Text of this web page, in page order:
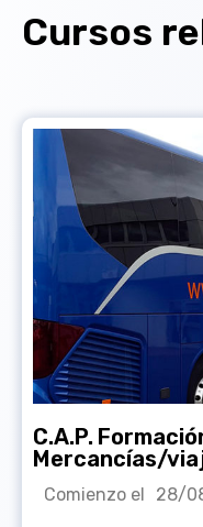
Cursos
C.A.P.
Mercancías/
Comienzo el 28/